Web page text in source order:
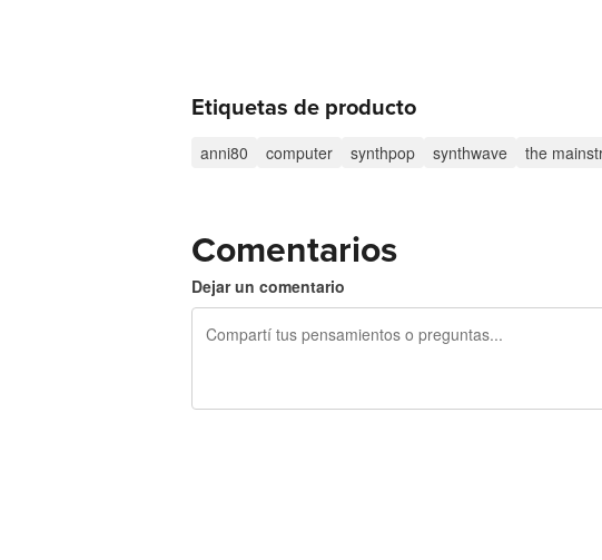
Etiquetas de producto
anni80 computer synthpop synthwave the
Comentarios
Dejar un comentario